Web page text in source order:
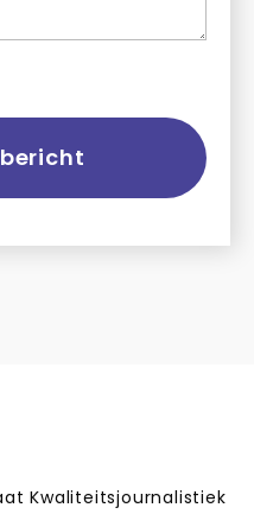
Kwaliteitsjournalistiek